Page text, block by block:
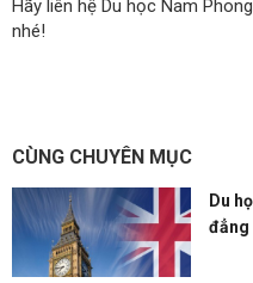
Hãy liên hệ Du học Nam
nhé!
CÙNG CHUYÊN MỤC
Du
đẳng